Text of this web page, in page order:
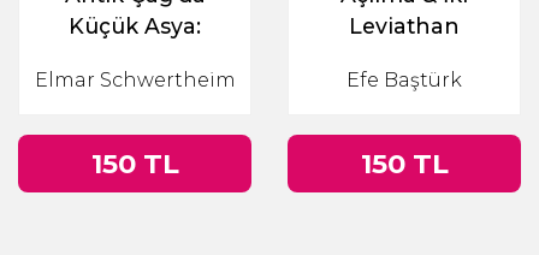
Küçük Asya:
Constantinus’a
Elmar Schwertheim
150 TL
Leviathan
Efe Baştürk
150 TL